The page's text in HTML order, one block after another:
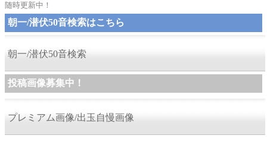
随時更新中！
朝一/潜伏50音検索はこちら
朝一/潜伏50音検索
投稿画像募集中！
プレミアム画像/出玉自慢画像